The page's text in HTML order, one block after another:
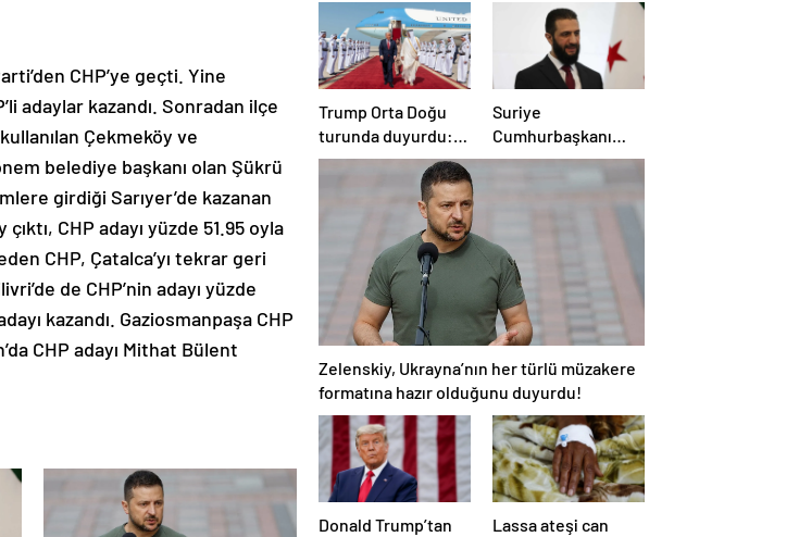
CHP’ye geçti. Yine
adaylar kazandı. Sonradan ilçe
Çekmeköy ve
belediye başkanı olan Şükrü
girdiği Sarıyer’de kazanan
CHP adayı yüzde 51.95 oyla
CHP, Çatalca’yı tekrar geri
de CHP’nin adayı yüzde
kazandı. Gaziosmanpaşa CHP
CHP adayı Mithat Bülent
Trump Orta Doğu
turunda duyurdu:
Katar ile Boeing
arasında 200 milyar
dolarlık anlaşma
Suriye
Cumhurbaşkanı
Şara’dan Başkan
Zelenskiy, Ukrayna’nın her türlü müzakere
formatına hazır olduğunu duyurdu!
Donald Trump’tan
Lassa ateşi can